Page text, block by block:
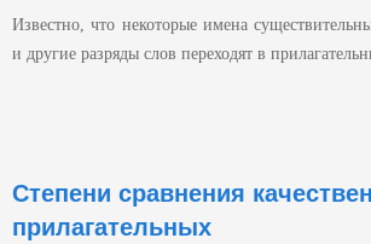
Известно, что некоторые имена
и другие разряды слов переходят в
Степени сравнения
прилагательных